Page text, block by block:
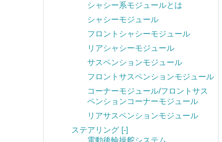
シャシー系モジュールとは
シャシーモジュール
フロントシャシーモジュール
リアシャシーモジュール
サスペンションモジュール
フロントサスペンションモジュール
コーナーモジュール/フロントサス
ペンションコーナーモジュール
リアサスペンションモジュール
ステアリング [-]